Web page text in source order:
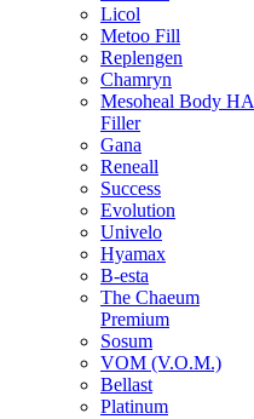
Licol
Metoo Fill
Replengen
Chamryn
Mesoheal Body HA
Filler
Gana
Reneall
Success
Evolution
Univelo
Hyamax
B-esta
The Chaeum
Premium
Sosum
VOM (V.O.M.)
Bellast
Platinum